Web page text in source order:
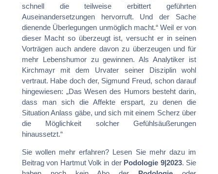
schnell die teilweise erbittert geführten
Auseinandersetzungen hervorruft. Und der Sache
dienende Überlegungen unmöglich macht.“ Weil er von
dieser Macht so überzeugt ist, versucht er in seinen
Vorträgen auch andere davon zu überzeugen und für
mehr Lebenshumor zu gewinnen. Als Analytiker ist
Kirchmayr mit dem Urvater seiner Disziplin wohl
vertraut. Habe doch der, Sigmund Freud, schon darauf
hingewiesen: „Das Wesen des Humors besteht darin,
dass man sich die Affekte erspart, zu denen die
Situation Anlass gäbe, und sich mit einem Scherz über
die Möglichkeit solcher Gefühlsäußerungen
hinaussetzt.“
Sie wollen mehr erfahren? Lesen Sie mehr dazu im
Beitrag von Hartmut Volk in der Podologie 9|2023. Sie